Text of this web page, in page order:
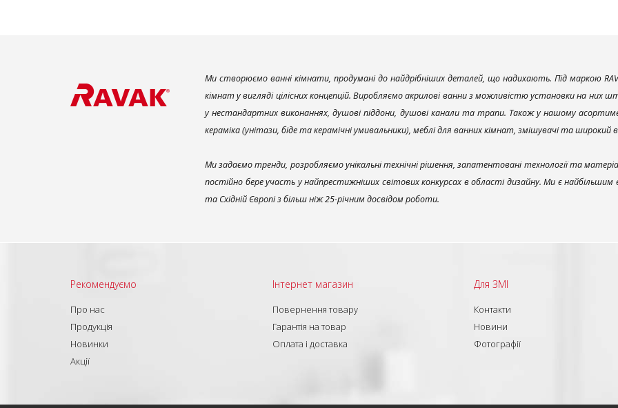
Ми створюємо ванні кімнати, продумані до найдрібніших деталей, що надихають. Під маркою
кімнат у вигляді цілісних концепцій. Виробляємо акрилові ванни з можливістю установки на них
у нестандартних виконаннях, душові піддони, душові канали та трапи. Також у нашому
кераміка (унітази, біде та керамічні умивальники), меблі для ванних кімнат, змішувачі та широкий
Ми задаємо тренди, розробляємо унікальні технічні рішення, запатентовані технології та
постійно бере участь у найпрестижніших світових конкурсах в області дизайну. Ми є
та Східній Європі з більш ніж 25-річним досвідом роботи.
Рекомендуємо
Про нас
Продукція
Новинки
Акції
Інтернет магазин
Повернення товару
Гарантія на товар
Оплата і доставка
Для ЗМІ
Контакти
Новини
Фотографії